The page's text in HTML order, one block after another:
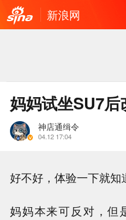
新浪网
妈妈试坐SU7
神店通缉令
04.12 17:04
好不好，体验一下就知
妈妈本来可反对，但